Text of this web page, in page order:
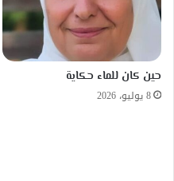
حين كان للماء حكاية
8 يوليو، 2026